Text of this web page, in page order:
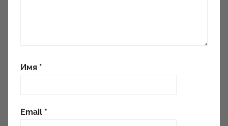
Имя *
Email *